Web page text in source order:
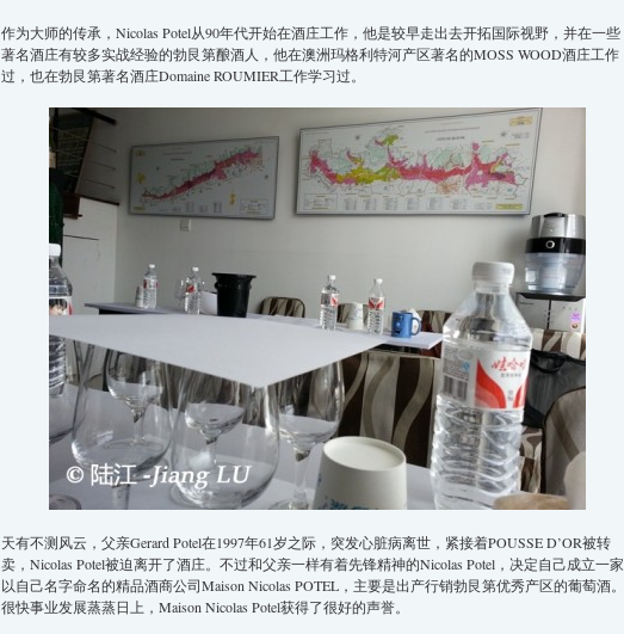
作为大师的传承，Nicolas Potel从90年代开始在酒庄工作，他是较早走出去开拓国际视野，并在一些
著名酒庄有较多实战经验的勃艮第酿酒人，他在澳洲玛格利特河产区著名的MOSS WOOD酒庄工作
过，也在勃艮第著名酒庄Domaine ROUMIER工作学习过。
天有不测风云，父亲Gerard Potel在1997年61岁之际，突发心脏病离世，紧接着POUSSE D’OR被转
卖，Nicolas Potel被迫离开了酒庄。不过和父亲一样有着先锋精神的Nicolas Potel，决定自己成立一家
以自己名字命名的精品酒商公司Maison Nicolas POTEL，主要是出产行销勃艮第优秀产区的葡萄酒。
很快事业发展蒸蒸日上，Maison Nicolas Potel获得了很好的声誉。